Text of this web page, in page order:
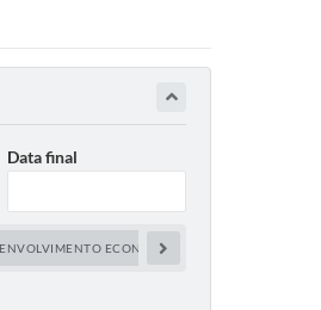
Data final
ECONÔMICO